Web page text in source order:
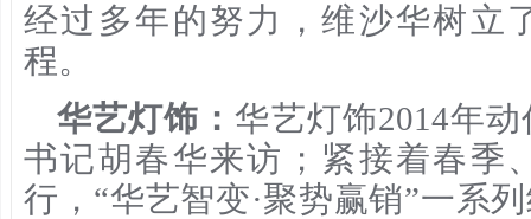
经过多年的努力，维沙华树立
程。
华艺灯饰：华艺灯饰2014年
书记胡春华来访；紧接着春季
行，“华艺智变·聚势赢销”一系